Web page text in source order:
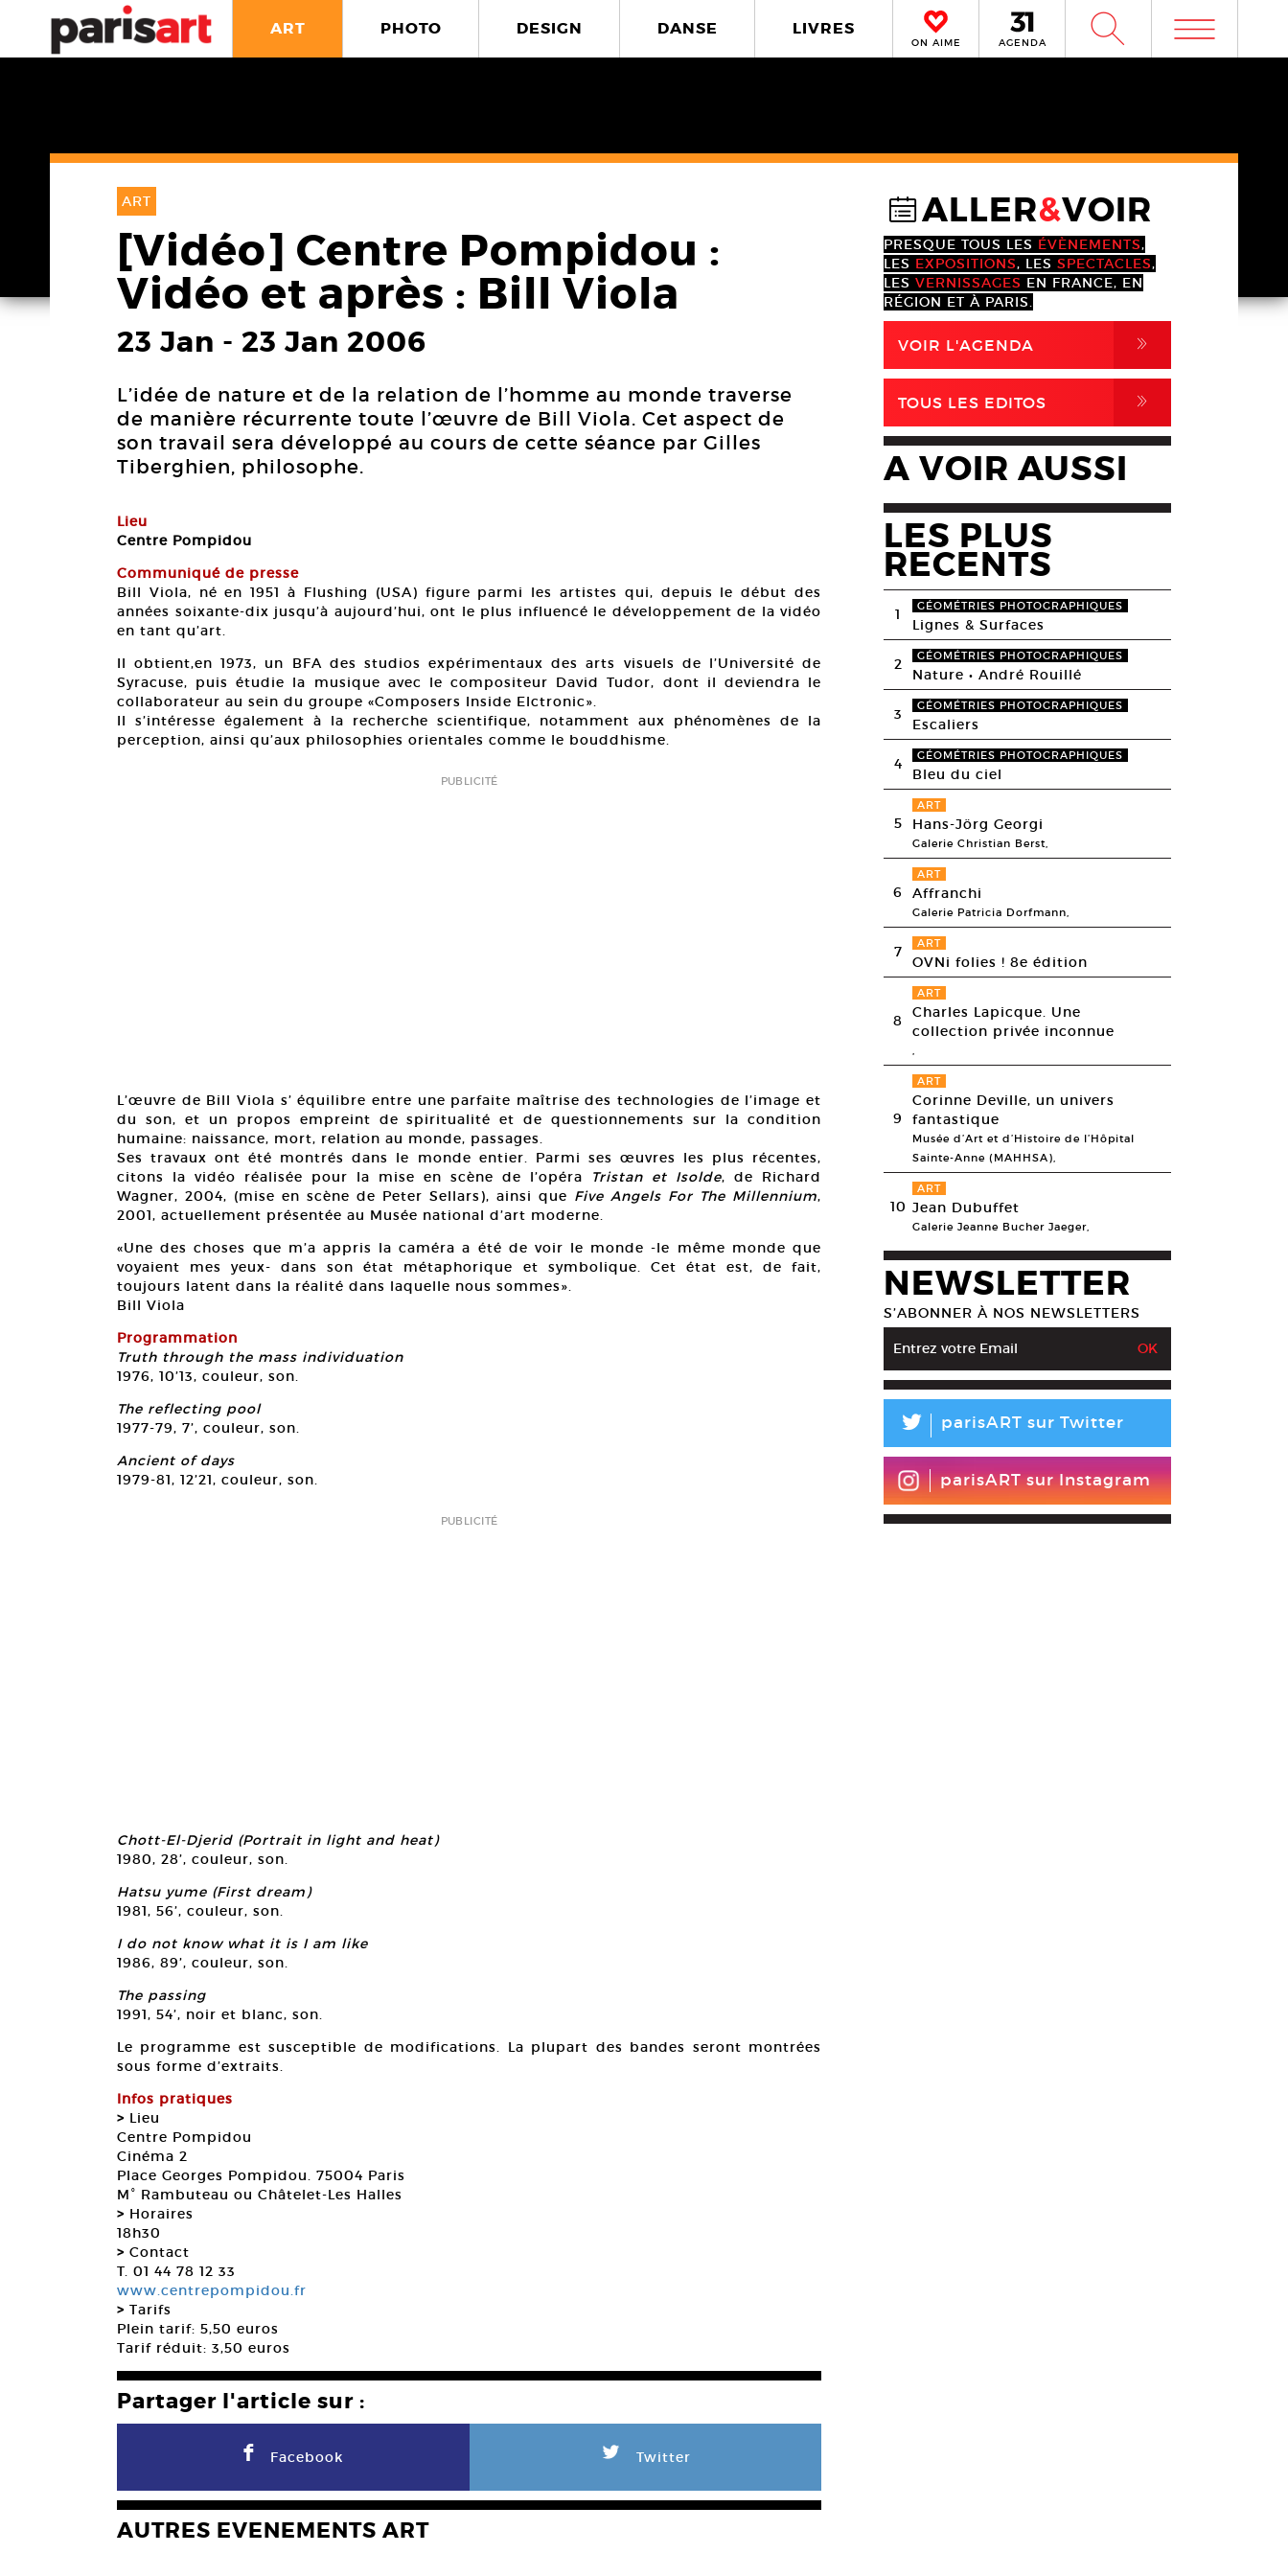
ART PHOTO DESIGN DANSE LIVRES
ON AIME AGENDA W m
ART
[Vidéo] Centre Pompidou :
Vidéo et après : Bill Viola
23 Jan - 23 Jan 2006
L’idée de nature et de la relation de l’homme au monde traverse
de manière récurrente toute l’œuvre de Bill Viola. Cet aspect de
son travail sera développé au cours de cette séance par Gilles
Tiberghien, philosophe.
Lieu
Centre Pompidou
Communiqué de presse
Bill Viola, né en 1951 à Flushing (USA) figure parmi les artistes qui, depuis le début des
années soixante-dix jusqu’à aujourd’hui, ont le plus influencé le développement de la vidéo
en tant qu’art.
Il obtient,en 1973, un BFA des studios expérimentaux des arts visuels de l’Université de
Syracuse, puis étudie la musique avec le compositeur David Tudor, dont il deviendra le
collaborateur au sein du groupe «Composers Inside Elctronic».
Il s’intéresse également à la recherche scientifique, notamment aux phénomènes de la
perception, ainsi qu’aux philosophies orientales comme le bouddhisme.
PUBLICITÉ
L’œuvre de Bill Viola s’ équilibre entre une parfaite maîtrise des technologies de l’image et
du son, et un propos empreint de spiritualité et de questionnements sur la condition
humaine: naissance, mort, relation au monde, passages.
Ses travaux ont été montrés dans le monde entier. Parmi ses œuvres les plus récentes,
citons la vidéo réalisée pour la mise en scène de l’opéra
Tristan et Isolde, de Richard
Wagner, 2004, (mise en scène de Peter Sellars), ainsi que Five Angels For The Millennium,
2001, actuellement présentée au Musée national d’art moderne.
«Une des choses que m’a appris la caméra a été de voir le monde -le même monde que
voyaient mes yeux- dans son état métaphorique et symbolique. Cet état est, de fait,
toujours latent dans la réalité dans laquelle nous sommes».
Bill Viola
Programmation
Truth through the mass individuation
1976, 10’13, couleur, son.
The reflecting pool
1977-79, 7’, couleur, son.
Ancient of days
1979-81, 12’21, couleur, son.
PUBLICITÉ
Chott-El-Djerid (Portrait in light and heat)
1980, 28’, couleur, son.
Hatsu yume (First dream)
1981, 56’, couleur, son.
I do not know what it is I am like
1986, 89’, couleur, son.
The passing
1991, 54’, noir et blanc, son.
Le programme est susceptible de modifications. La plupart des bandes seront montrées
sous forme d’extraits.
Infos pratiques
> Lieu
Centre Pompidou
Cinéma 2
Place Georges Pompidou. 75004 Paris
M° Rambuteau ou Châtelet-Les Halles
> Horaires
18h30
> Contact
T. 01 44 78 12 33
www.centrepompidou.fr
> Tarifs
Plein tarif: 5,50 euros
Tarif réduit: 3,50 euros
Partager l'article sur :
F Facebook L Twitter
AUTRES EVENEMENTS ART
@ALLER&VOIR
PRESQUE TOUS LES ÉVÈNEMENTS,
LES EXPOSITIONS, LES SPECTACLES,
LES VERNISSAGES EN FRANCE, EN
RÉGION ET À PARIS.
VOIR L'AGENDA ,
TOUS LES EDITOS ,
A VOIR AUSSI
LES PLUS
RECENTS
1 GÉOMÉTRIES PHOTOGRAPHIQUES
Lignes & Surfaces
2 GÉOMÉTRIES PHOTOGRAPHIQUES
Nature • André Rouillé
3 GÉOMÉTRIES PHOTOGRAPHIQUES
Escaliers
4 GÉOMÉTRIES PHOTOGRAPHIQUES
Bleu du ciel
5
ART
Hans-Jörg Georgi
Galerie Christian Berst,
6
ART
Affranchi
Galerie Patricia Dorfmann,
7 ART
OVNi folies ! 8e édition
8
ART
Charles Lapicque. Une
collection privée inconnue
,
9
ART
Corinne Deville, un univers
fantastique
Musée d’Art et d’Histoire de l’Hôpital
Sainte-Anne (MAHHSA),
10
ART
Jean Dubuffet
Galerie Jeanne Bucher Jaeger,
NEWSLETTER
S’ABONNER À NOS NEWSLETTERS
L parisART sur Twitter
parisART sur Instagram